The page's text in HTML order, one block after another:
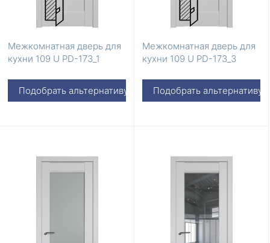
Межкомнатная дверь для
кухни 109 U PD-173_1
Подобрать альтернативу
Межкомнатная дверь для
кухни 109 U PD-173_3
Подобрать альтернативу